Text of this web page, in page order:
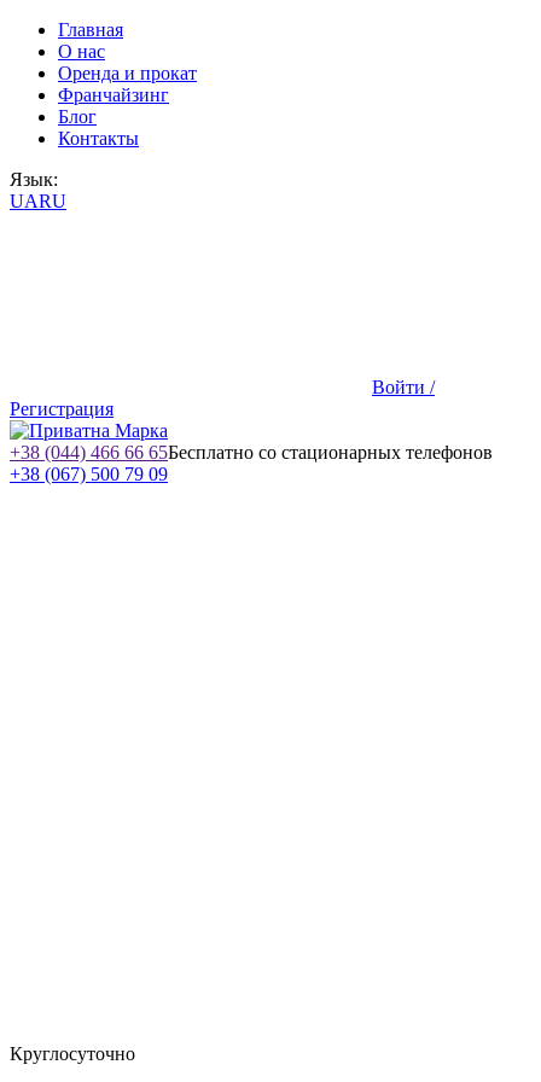
Главная
О нас
Оренда и прокат
Франчайзинг
Блог
Контакты
Язык:
UARU
Войти /
Регистрация
+38 (044) 466 66 65Бесплатно со стационарных телефонов
+38 (067) 500 79 09
Круглосуточно